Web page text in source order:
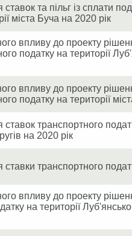
та пільг із сплати
міста Буча на 2020 рік
впливу до проекту
податку на території
впливу до проекту
податку на території
транспортного
на 2020 рік
транспортного
впливу до проекту
на території